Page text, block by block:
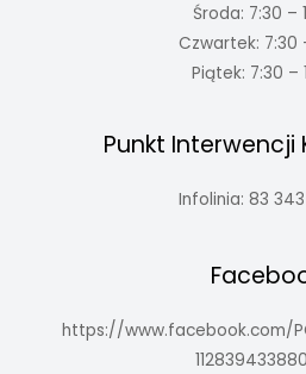
Środa: 7:30 –
Czwartek: 7:30
Piątek: 7:30 –
Punkt Interwencji
Infolinia: 83
https://www.facebook.com/